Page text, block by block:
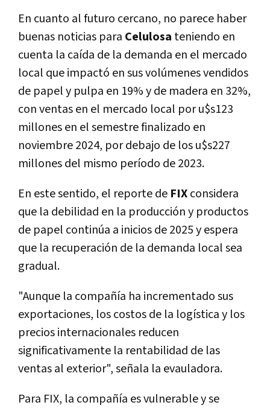
En cuanto al futuro cercano, no parece haber
buenas noticias para Celulosa teniendo en
cuenta la caída de la demanda en el mercado
local que impactó en sus volúmenes vendidos
de papel y pulpa en 19% y de madera en 32%,
con ventas en el mercado local por u$s123
millones en el semestre finalizado en
noviembre 2024, por debajo de los u$s227
millones del mismo período de 2023.
En este sentido, el reporte de FIXconsidera
que la debilidad en la producción y productos
de papel continúa a inicios de 2025 y espera
que la recuperación de la demanda local sea
gradual.
"Aunque la compañía ha incrementado sus
exportaciones, los costos de la logística y los
precios internacionales reducen
significativamente la rentabilidad de las
ventas al exterior", señala la evauladora.
Para FIX, la compañía es vulnerable y se